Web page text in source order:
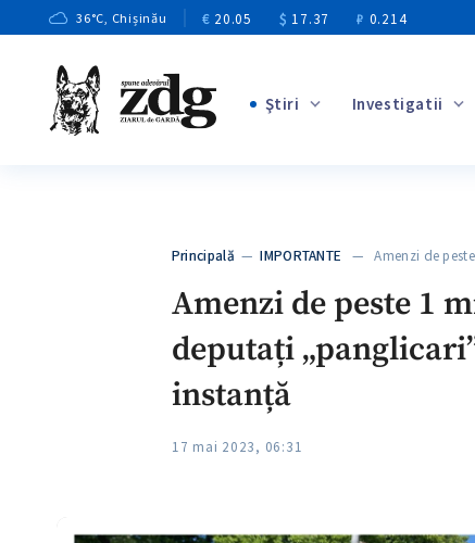
36°C, Chișinău € 20.05 $ 17.37 ₽ 0.214
Ştiri Investigatii
Principală —IMPORTANTE — Amenzi de
Amenzi de peste 1
deputați
instanță
17 mai 2023, 06:31